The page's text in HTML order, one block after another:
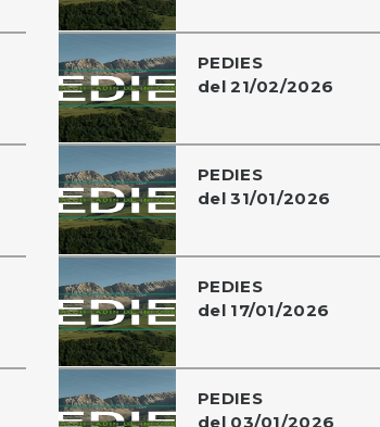
PEDIES
del 21/02/2026
PEDIES
del 31/01/2026
PEDIES
del 17/01/2026
PEDIES
del 03/01/2026